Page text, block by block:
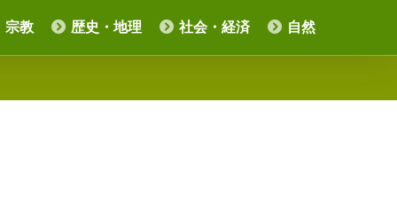
宗教 歴史・地理 社会・経済 自然